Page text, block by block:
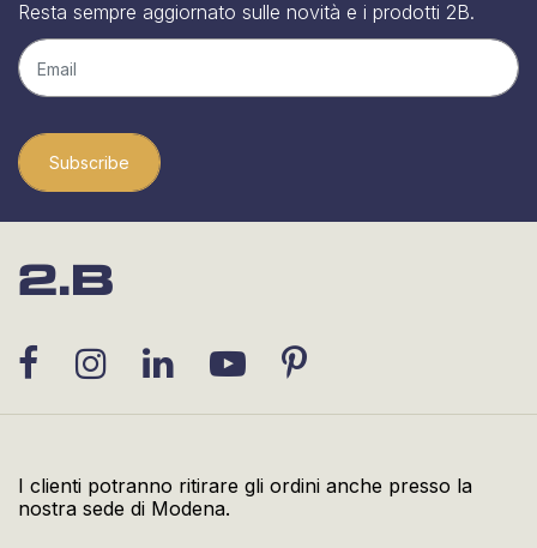
Resta sempre aggiornato sulle novità e i prodotti 2B.
Subscribe
I clienti potranno ritirare gli ordini anche presso la
nostra sede di Modena.